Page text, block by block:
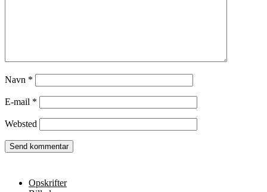
Navn *
E-mail *
Websted
Opskrifter